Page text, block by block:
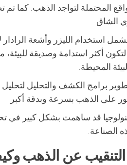
المحتملة لتواجد الذهب. كما
الشاق.
تشمل استخدام الليزر وأشعة
أكثر استدامة وصديقة للبيئة،
المحيطة.
برامج الكشف والتحليل لتحليل
على الذهب بسرعة وبدقة أكبر.
قد ساهمت بشكل كبير في
الصناعة.
عن الذهب